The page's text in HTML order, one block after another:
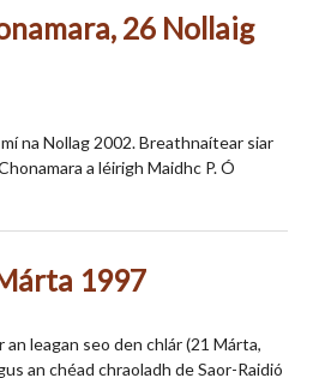
26 Nollaig
na Nollag 2002. Breathnaítear siar
a léirigh Maidhc P. Ó
1997
leagan seo den chlár (21 Márta,
an chéad chraoladh de Saor-Raidió